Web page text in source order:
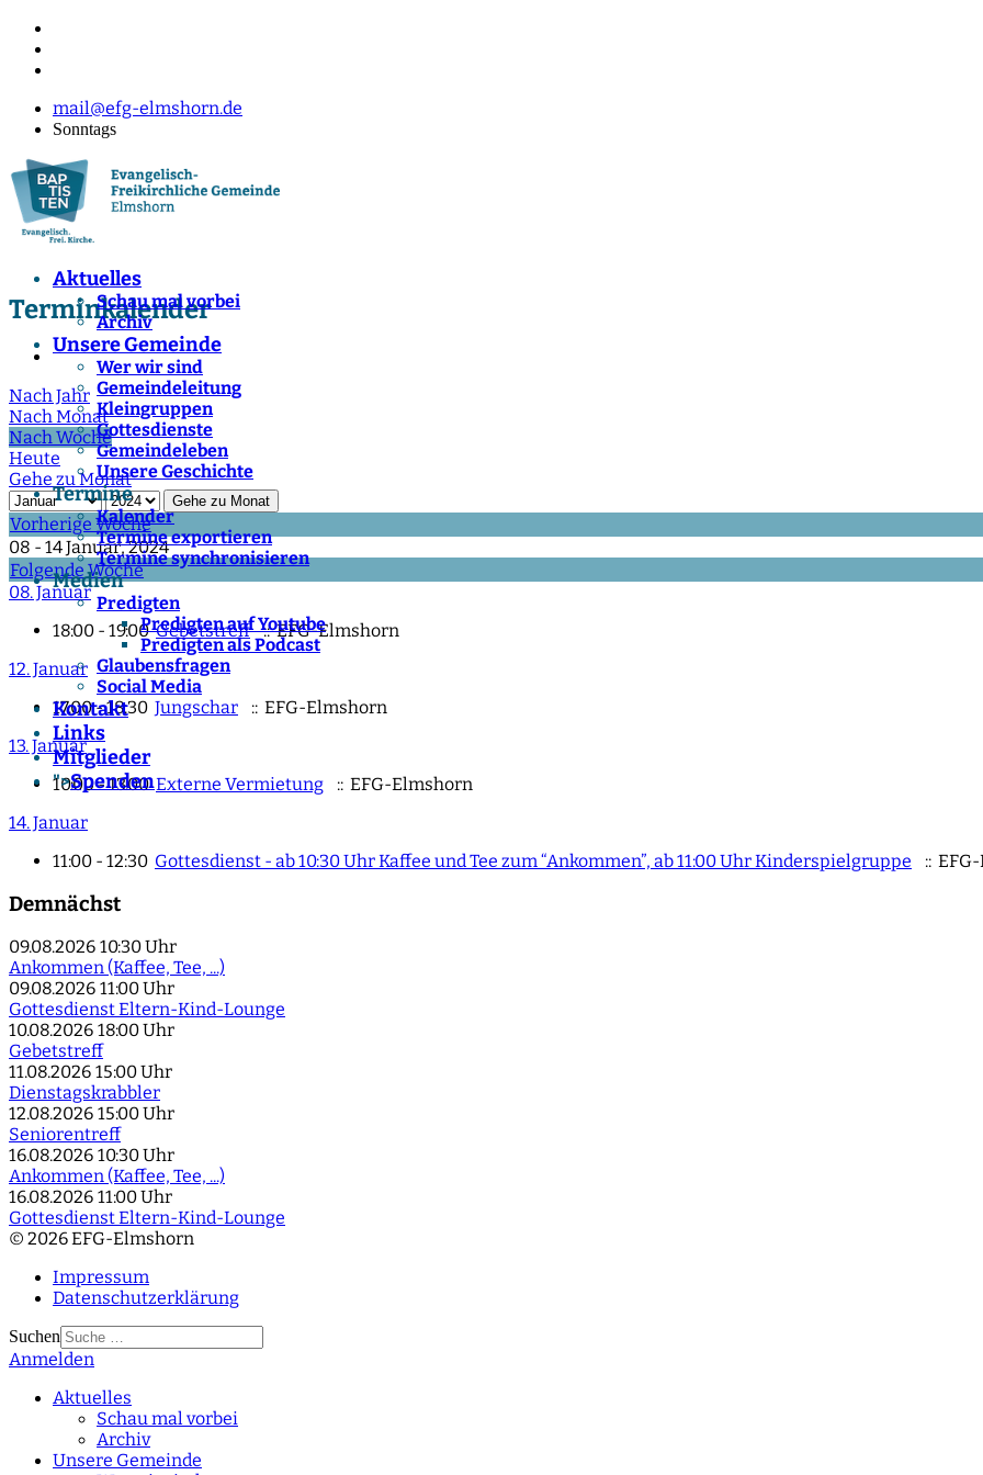
mail@efg-elmshorn.de
Sonntags
Aktuelles
Schau mal vorbei
Archiv
Unsere Gemeinde
Wer wir sind
Gemeindeleitung
Kleingruppen
Gottesdienste
Gemeindeleben
Unsere Geschichte
Termine
Kalender
Termine exportieren
Termine synchronisieren
Medien
Predigten
Predigten auf Youtube
Predigten als Podcast
Glaubensfragen
Social Media
Kontakt
Links
Mitglieder
">Spenden
Terminkalender
Nach Jahr
Nach Monat
Nach Woche
Heute
Gehe zu Monat
Gehe zu Monat
Vorherige Woche
08 - 14 Januar, 2024
Folgende Woche
08. Januar
18:00 - 19:00Gebetstreff :: EFG-Elmshorn
12. Januar
17:00 - 18:30 Jungschar
:: EFG-Elmshorn
13. Januar
10:00 - 13:00Externe Vermietung
:: EFG-Elmshorn
14. Januar
11:00 - 12:30 Gottesdienst - ab 10:30 Uhr Kaffee und Tee zum “Ankommen”, ab 11:00 Uhr Kinderspielgruppe ::
Demnächst
09.08.2026 10:30 Uhr
Ankommen (Kaffee, Tee, ...)
09.08.2026 11:00 Uhr
Gottesdienst Eltern-Kind-Lounge
10.08.2026 18:00 Uhr
Gebetstreff
11.08.2026 15:00 Uhr
Dienstagskrabbler
12.08.2026 15:00 Uhr
Seniorentreff
16.08.2026 10:30 Uhr
Ankommen (Kaffee, Tee, ...)
16.08.2026 11:00 Uhr
Gottesdienst Eltern-Kind-Lounge
© 2026 EFG-Elmshorn
Impressum
Datenschutzerklärung
Suchen
Type 2 or more
Anmelden
Aktuelles
Schau mal vorbei
Archiv
Unsere Gemeinde